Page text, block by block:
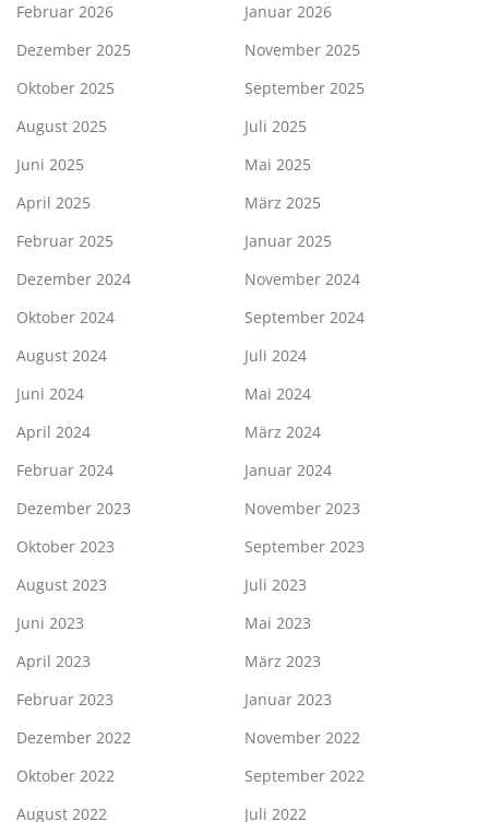
Februar 2026
Januar 2026
Dezember 2025
November 2025
Oktober 2025
September 2025
August 2025
Juli 2025
Juni 2025
Mai 2025
April 2025
März 2025
Februar 2025
Januar 2025
Dezember 2024
November 2024
Oktober 2024
September 2024
August 2024
Juli 2024
Juni 2024
Mai 2024
April 2024
März 2024
Februar 2024
Januar 2024
Dezember 2023
November 2023
Oktober 2023
September 2023
August 2023
Juli 2023
Juni 2023
Mai 2023
April 2023
März 2023
Februar 2023
Januar 2023
Dezember 2022
November 2022
Oktober 2022
September 2022
August 2022
Juli 2022